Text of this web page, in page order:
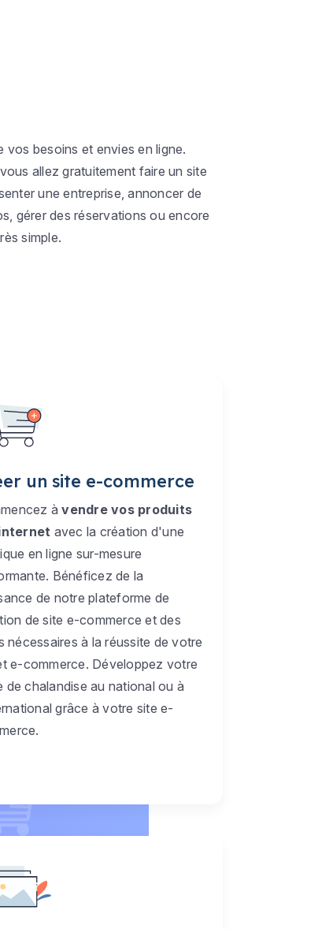
besoins et envies en ligne.
allez gratuitement faire un site
une entreprise, annoncer de
gérer des réservations ou encore
simple.
un site e-commerce
àvendre vos produits
avec la création d'une
en ligne sur-mesure
Bénéficez de la
de notre plateforme de
de site e-commerce et des
nécessaires à la réussite de votre
e-commerce. Développez votre
de chalandise au national ou à
grâce à votre site e-